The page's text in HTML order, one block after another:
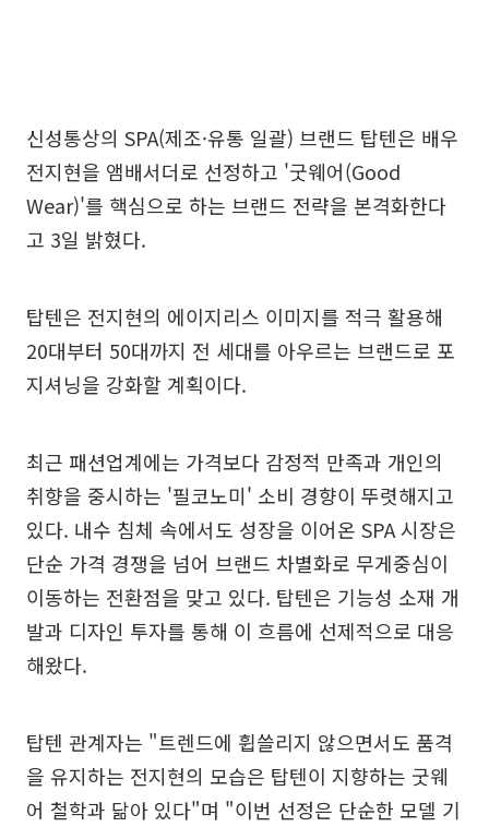
신성통상의 SPA(제조·유통 일괄) 브랜드 탑텐은 배우
전지현을 앰배서더로 선정하고 '굿웨어(Good
Wear)'를 핵심으로 하는 브랜드 전략을 본격화한다
고 3일 밝혔다.
탑텐은 전지현의 에이지리스 이미지를 적극 활용해
20대부터 50대까지 전 세대를 아우르는 브랜드로 포
지셔닝을 강화할 계획이다.
최근 패션업계에는 가격보다 감정적 만족과 개인의
취향을 중시하는 '필코노미' 소비 경향이 뚜렷해지고
있다. 내수 침체 속에서도 성장을 이어온 SPA 시장은
단순 가격 경쟁을 넘어 브랜드 차별화로 무게중심이
이동하는 전환점을 맞고 있다. 탑텐은 기능성 소재 개
발과 디자인 투자를 통해 이 흐름에 선제적으로 대응
해왔다.
탑텐 관계자는 "트렌드에 휩쓸리지 않으면서도 품격
을 유지하는 전지현의 모습은 탑텐이 지향하는 굿웨
어 철학과 닮아 있다"며 "이번 선정은 단순한 모델 기